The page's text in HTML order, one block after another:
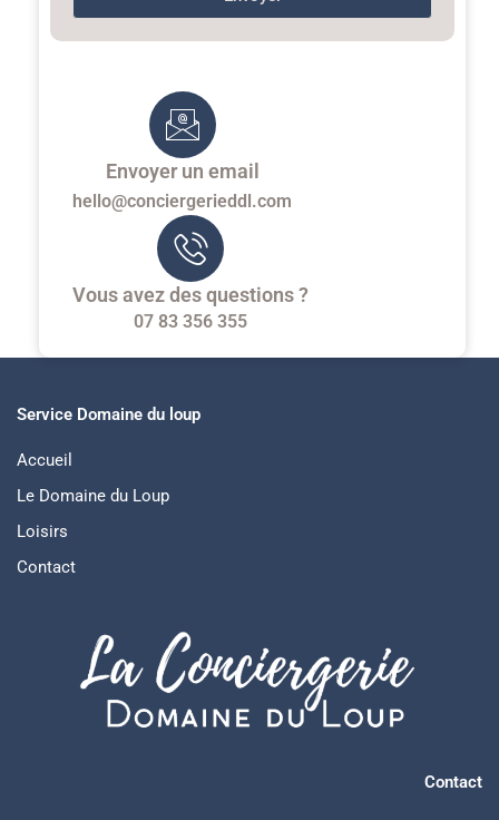
Envoyer un email
hello@conciergerieddl.com
Vous avez des questions ?
07 83 356 355
Service Domaine du loup
Accueil
Le Domaine du Loup
Loisirs
Contact
Contact